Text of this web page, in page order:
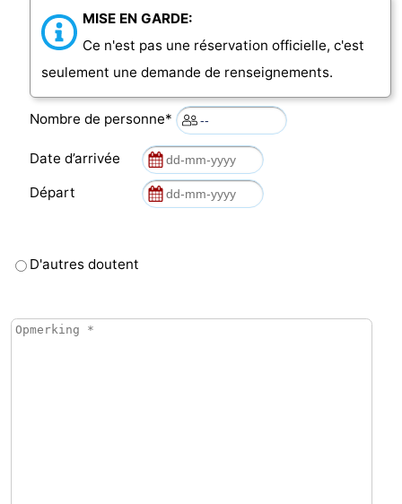
MISE EN GARDE:
Ce n'est pas une réservation officielle, c'est
seulement une demande de renseignements.
Nombre de personne*
Date d’arrivée
Départ
D'autres doutent